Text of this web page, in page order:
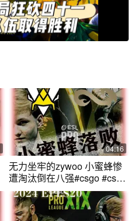
04:16
无力坐牢的zywoo 小蜜蜂惨
遭淘汰倒在八强#csgo #cs2
#zywoo